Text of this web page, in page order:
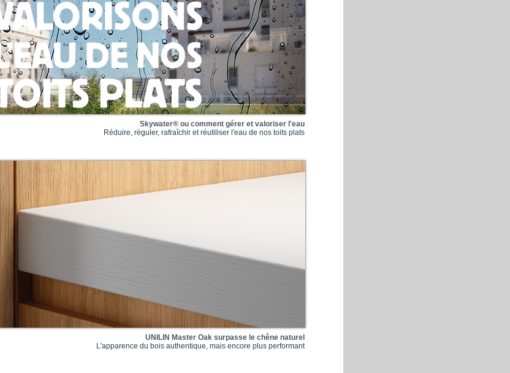
Skywater® ou comment gérer et valoriser l'eau
Réduire, réguler, rafraîchir et réutiliser l'eau de nos toits plats
UNILIN Master Oak surpasse le chêne naturel
L'apparence du bois authentique, mais encore plus performant